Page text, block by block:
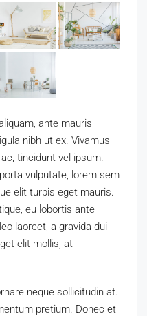
ante mauris
nibh ut ex. Vivamus
tincidunt vel ipsum.
vulputate, lorem sem
elit turpis eget mauris.
eu lobortis ante
laoreet, a gravida dui
elit mollis, at
neque sollicitudin at.
pretium. Donec et